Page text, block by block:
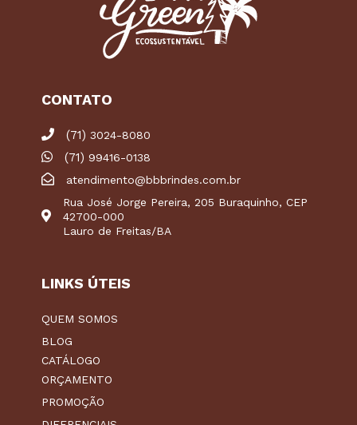
CONTATO
(71) 3024-8080
(71) 99416-0138
atendimento@bbbrindes.com.br
Rua José Jorge Pereira, 205 Buraquinho, CEP
42700-000
Lauro de Freitas/BA
LINKS ÚTEIS
QUEM SOMOS
BLOG
CATÁLOGO
ORÇAMENTO
PROMOÇÃO